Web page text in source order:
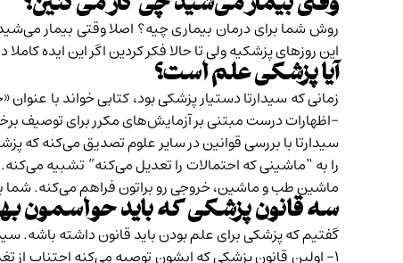
روش شما برای درمان بیماری چیه؟ اصلا وقتی بیمار
این روزهای پزشکیه ولی تا حالا فکر کردین اگر این ایده
آیا پزشکی علم است؟
زمانی که سیدارتا دستیار پزشکی بود، کتابی خواند با
-اظهارات درست مبتنی بر آزمایش‌های مکرر برای توصیف
سیدارتا با بررسی قوانین در سایر علوم تصدیق می‌کنه که
را به “ماشینی که احتمالات را تعدیل می‌کنه” تشبیه
ماشین طب و ماشین، خروجی رو براتون فراهم می‌کنه. شما
سه قانون‌ پزشکی که باید حواسمون
گفتیم که پزشکی برای علم بودن باید قانون داشته باشه.
۱- اولین قانون پزشکی که ایشون توصیه می‌کنه اجتناب